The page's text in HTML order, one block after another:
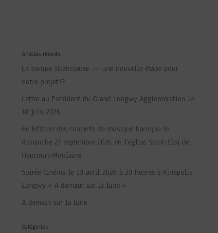
Articles récents
La barque silencieuse — une nouvelle étape pour
notre projet !?
Lettre au Président du Grand Longwy Agglomération le
18 juin 2026
6e Edition des concerts de musique baroque le
dimanche 27 septembre 2026 en l’église Saint-Eloi de
Haucourt-Moulaine
Soirée Cinéma le 10 avril 2026 à 20 heures à Kinepolis
Longwy « A demain sur la lune »
A demain sur la lune
Catégories